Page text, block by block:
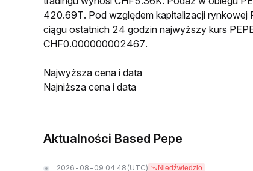
420.69T. Pod względem kapitalizacji rynkowej
ciągu ostatnich 24 godzin najwyższy kurs
CHF0.000000002467.
Najwyższa cena i data
Najniższa cena i data
Aktualności Based Pepe
2026-08-09 04:48 (UTC) Niedźwiedzio